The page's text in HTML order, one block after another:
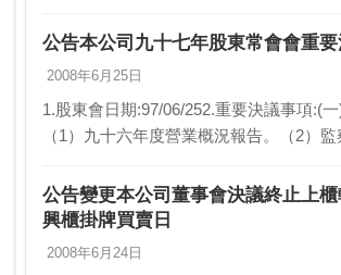
本公司更換股務代理機…
公告本公司九十七年股東常會會重
2008年6月25日
1.股東會日期:97/06/252.重要決議事項:(
（1）九十六年度營業概況報告。（2）
範」報告。（4）九十六年度對外背書…
公告變更本公司董事會決議終止上
興櫃掛牌買賣日
2008年6月24日